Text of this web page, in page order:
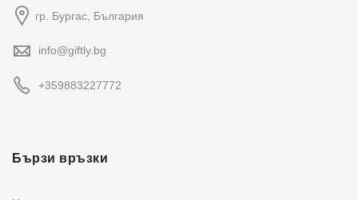
гр. Бургас, България
info@giftly.bg
+359883227772
Бързи връзки